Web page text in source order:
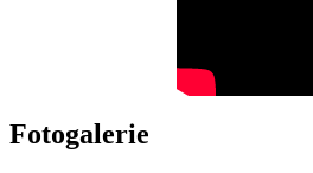
Fotogalerie